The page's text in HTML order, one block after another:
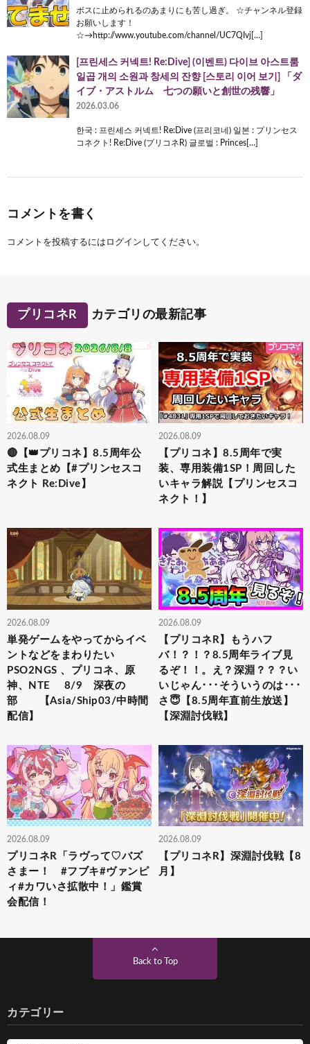
ボスに止められるのあまりにも苦し過ぎ。 ☆チャンネル登録
お願いします！
☆→http://www.youtube.com/channel/UC7QIvj[…]
[프린세스 커넥트! Re:Dive] (이벤트) 다이브 아스트룸
일곱 개의 소원과 창세의 잔향 [스토리 이어 보기] 「ダ
イブ・アストルム 七つの願いと創世の残響」
2026.03.06
한국 : 프린세스 커넥트! Re:Dive (프리코네) 일본 : プリンセス
コネクト! Re:Dive (プリコネR) 글로벌 : Princes[…]
コメントを書く
コメントを投稿するには ログイン してください。
プリコネR カテゴリの最新記事
2026.08.09
🔴【👑プリコネ】8.5周年公
式生まとめ【#プリンセスコ
ネクト Re:Dive】
2026.08.09
【プリコネ】8.5周年で実
装、専用装備1SP！周回した
いキャラ解説【プリンセスコ
ネクト！】
2026.08.09
単発ゲームをやってからイベ
ントなどをまわりたい
PSO2NGS 、プリコネ、原
神、NTE 8/9 深夜の
部 【Asia/Ship03/中時間
配信】
2026.08.09
【プリコネR】もうハフ
バ！？！？8.5周年ライブ見
るぞ！！。え？深淵？？？い
いじゃん･･･そういうのは･･･
さ😇【8.5周年直前生放送】
【深淵討伐戦】
2026.08.09
プリコネR「ラヴって♡バズ
さまー！ #フブキ#ヴァンピ
ィ#カワいさ拡散中！」鑑賞
会配信！
2026.08.09
【プリコネR】深淵討伐戦【8
月】
Back to Top
カテゴリー